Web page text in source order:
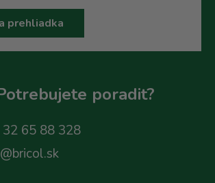
prehliadka
poradit?
65 88 328